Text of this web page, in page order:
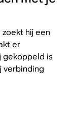
hij een
er
gekoppeld is
verbinding